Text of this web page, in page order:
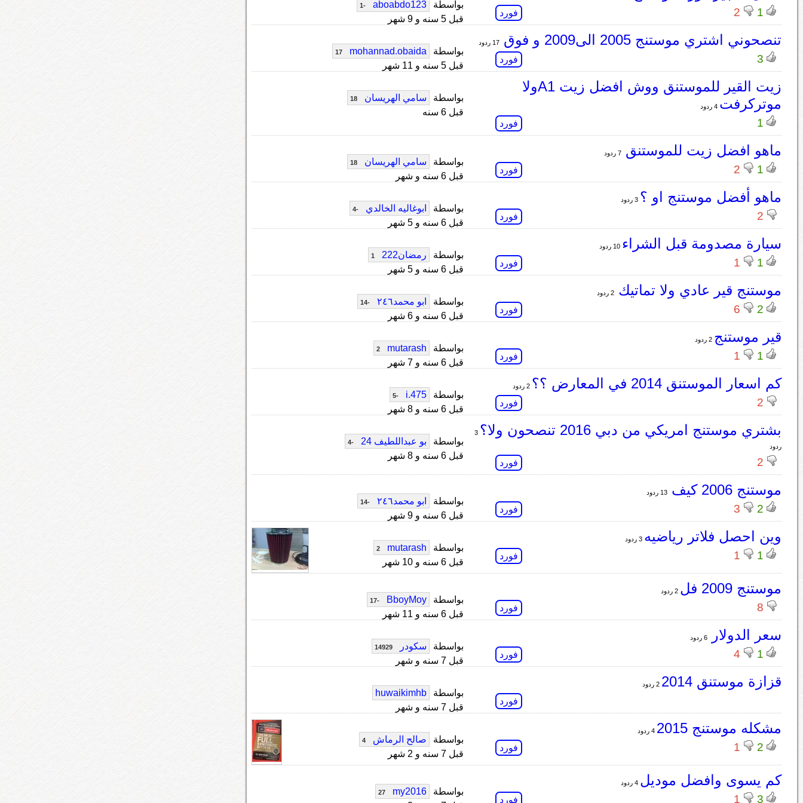
1
2 فورد
بواسطة aboabdo123
-1
قبل 5 سنه و 9 شهر
تنصحوني اشتري موستنج 2005 الى2009 و فوق 17 ردود
3 فورد
بواسطة mohannad.obaida
17
قبل 5 سنه و 11 شهر
زيت القير للموستنق ووش افضل زيت A1ولا
موتركرفت 4 ردود
1 فورد
بواسطة سامي الهريسان 18
قبل 6 سنه
ماهو افضل زيت للموستنق7 ردود
1
2 فورد
بواسطة سامي الهريسان 18
قبل 6 سنه و شهر
ماهو أفضل موستنج او ؟ 3 ردود
2 فورد
بواسطة ابوغاليه الخالدي -4
قبل 6 سنه و 5 شهر
سيارة مصدومة قبل الشراء 10 ردود
1
1 فورد
بواسطة رمضان222 1
قبل 6 سنه و 5 شهر
موستنج قير عادي ولا تماتيك2 ردود
2
6 فورد
بواسطة ابو محمد٢٤٦ -14
قبل 6 سنه و 6 شهر
قير موستنج 2 ردود
1
1 فورد
بواسطة mutarash
2
قبل 6 سنه و 7 شهر
كم اسعار الموستنق 2014 في المعارض ؟؟ 2 ردود
2 فورد
بواسطة i.475
-5
قبل 6 سنه و 8 شهر
بشتري موستنج امريكي من دبي 2016 تنصحون ولا؟
3
ردود
2 فورد
بواسطة بو عبداللطيف 24 -4
قبل 6 سنه و 8 شهر
موستنج 2006 كيف 13 ردود
2
3 فورد
بواسطة ابو محمد٢٤٦ -14
قبل 6 سنه و 9 شهر
وين احصل فلاتر رياضيه 3 ردود
1
1 فورد
بواسطة mutarash
2
قبل 6 سنه و 10 شهر
موستنج 2009 فل 2 ردود
8 فورد
بواسطة BboyMoy
-17
قبل 6 سنه و 11 شهر
سعر الدولار6 ردود
1
4 فورد
بواسطة سكودر 14929
قبل 7 سنه و شهر
قزازة موستنق 2014 2 ردود
فورد
بواسطة
huwaikimhb
قبل 7 سنه و شهر
مشكله موستنج 2015 4 ردود
2
1 فورد
بواسطة صالح الرماش 4
قبل 7 سنه و 2 شهر
كم يسوى وافضل موديل 4 ردود
3
1 فورد
بواسطة my2016
27